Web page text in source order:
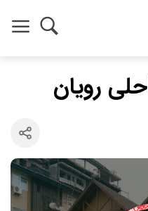
رویان